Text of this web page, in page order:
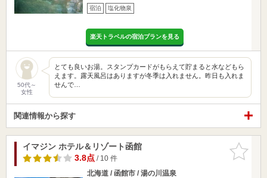
宿泊 塩化物泉
楽天トラベルの宿泊プランを見る
50代～
女性
とても良いお湯。スタンプカードがもらえて貯まると水などもら
えます。露天風呂はありますが冬季は入れません。昨日も入れま
せんで…
関連情報から探す
お気に入
りに追加
イマジン ホテル＆リゾート函館
3.8点/ 10 件
北海道 / 函館市 / 湯の川温泉